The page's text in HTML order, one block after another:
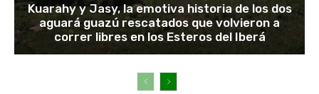
Kuarahy y Jasy, la emotiva historia de los dos
aguará guazú rescatados que volvieron a
correr libres en los Esteros del Iberá